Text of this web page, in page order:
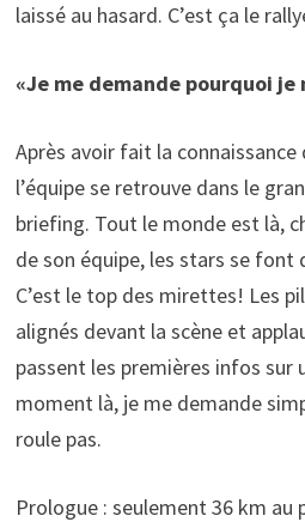
laissé au hasard. C’est ça le
«Je me demande pourquoi je
Après avoir fait la
l’équipe se retrouve dans le
briefing. Tout le monde est là,
de son équipe, les stars se
C’est le top des mirettes! Les
alignés devant la scène et
passent les premières infos sur
moment là, je me demande
roule pas.
Prologue : seulement 36 km au